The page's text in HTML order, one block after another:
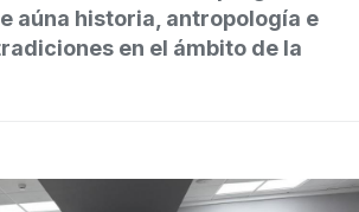
aúna historia, antropología e
en el ámbito de la